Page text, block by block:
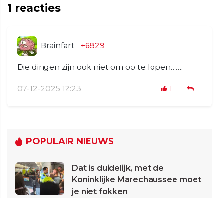
1 reacties
Brainfart +6829
Die dingen zijn ook niet om op te lopen…….
07-12-2025 12:23 1
POPULAIR NIEUWS
Dat is duidelijk, met de
Koninklijke Marechaussee moet
je niet fokken